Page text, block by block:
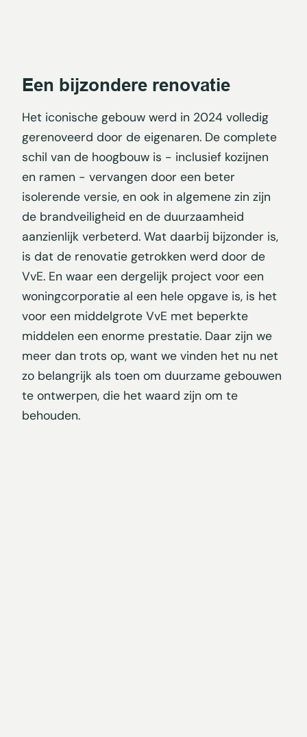
Een bijzondere renovatie
Het iconische gebouw werd in 2024 volledig
gerenoveerd door de eigenaren. De complete
schil van de hoogbouw is - inclusief kozijnen
en ramen - vervangen door een beter
isolerende versie, en ook in algemene zin zijn
de brandveiligheid en de duurzaamheid
aanzienlijk verbeterd. Wat daarbij bijzonder is,
is dat de renovatie getrokken werd door de
VvE. En waar een dergelijk project voor een
woningcorporatie al een hele opgave is, is het
voor een middelgrote VvE met beperkte
middelen een enorme prestatie. Daar zijn we
meer dan trots op, want we vinden het nu net
zo belangrijk als toen om duurzame gebouwen
te ontwerpen, die het waard zijn om te
behouden.